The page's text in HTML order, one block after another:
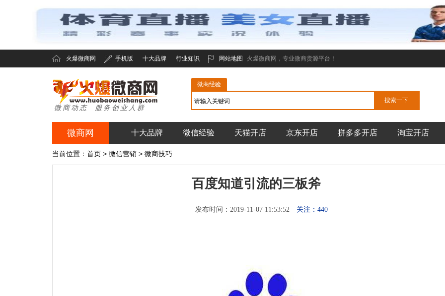
火爆微商网 手机版 十大品牌 行业知识 网站地图 火爆微商网，专业微商货源平台！
火爆微商网
微商动态 服务创业人群
微商经验
微商网 十大品牌 微信经验 天猫开店 京东开店 拼多多开店 淘宝开店
当前位置： 首页> 微信营销> 微商技巧
百度知道引流的三板斧
发布时间：2019-11-07 11:53:52 关注：440